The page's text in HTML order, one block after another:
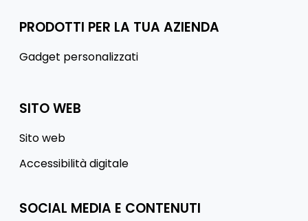
PRODOTTI PER LA TUA AZIENDA
Gadget personalizzati
SITO WEB
Sito web
Accessibilità digitale
SOCIAL MEDIA E CONTENUTI